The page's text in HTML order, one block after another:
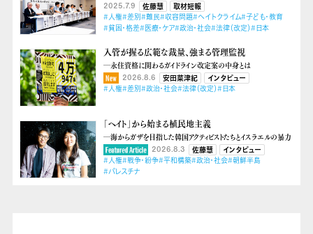
2025.7.9 佐藤慧
取材短報
#人権#差別#難民#収容問題#ヘイトクライム#子ども・教育
#貧困・格差#医療・ケア#政治・社会#法律（改定）#日本
入管が握る広範な裁量、強まる管理監視
―永住資格に関わるガイドライン改定案の中身とは
2026.8.6 安田菜津紀
インタビュー
#人権#差別#政治・社会#法律（改定）#日本
「ヘイト」から始まる植民地主義
―海からガザを目指した韓国アクティビストたちとイスラエルの暴力
2026.8.3 佐藤慧
インタビュー
#人権#戦争・紛争#平和構築#政治・社会#朝鮮半島
#パレスチナ